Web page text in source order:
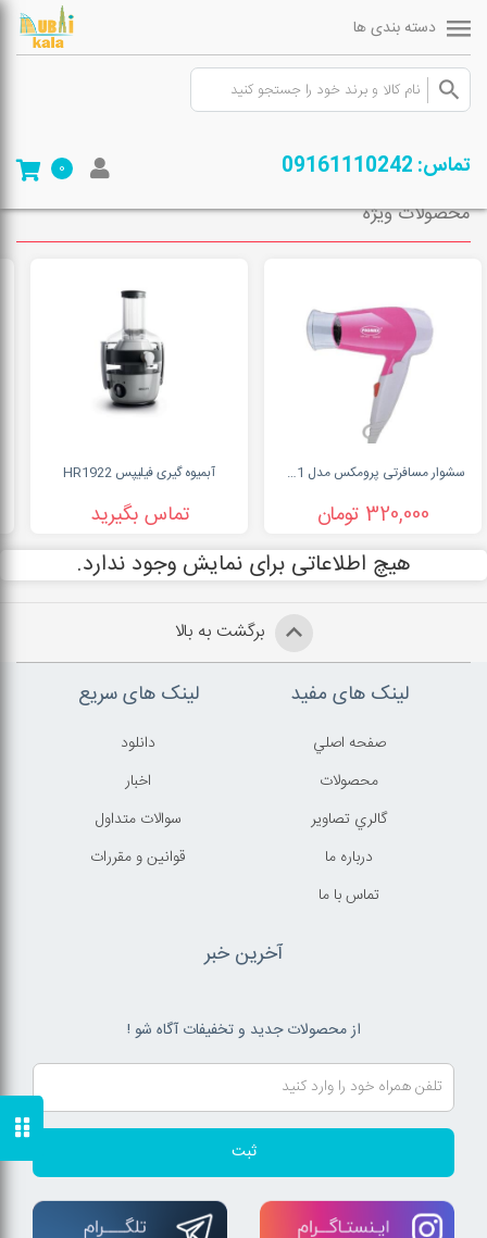
دسته بندی ها
تماس: 09161110242 0
صفحه ی اصلی/فروشگاه/لوازم خانگی پاناسونیک
محصولات ویژه
سشوار مسافرتی پرومکس مدل MX 801
320,000 تومان
آبمیوه گیری فیلیپس HR1922
تماس بگیرید
هیچ اطلاعاتی برای نمایش وجود ندارد.
برگشت به بالا
لینک های مفید
صفحه اصلي
محصولات
گالري تصاوير
درباره ما
تماس با ما
لینک های سریع
دانلود
اخبار
سوالات متداول
قوانين و مقررات
آخرین خبر
از محصولات جدید و تخفیفات آگاه شو !
ثبت